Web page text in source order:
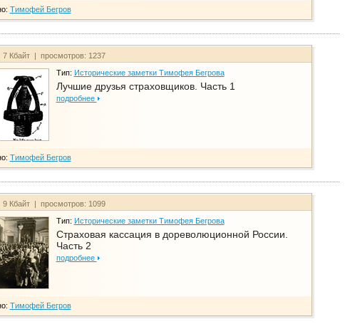
Тимофей Бегров
Кбайт | просмотров: 1237
Тип: Исторические заметки Тимофея Бегрова
Лучшие друзья страховщиков. Часть 1
подробнее
Тимофей Бегров
Кбайт | просмотров: 1099
Тип: Исторические заметки Тимофея Бегрова
Страховая кассация в дореволюционной России.
Часть 2
подробнее
Тимофей Бегров